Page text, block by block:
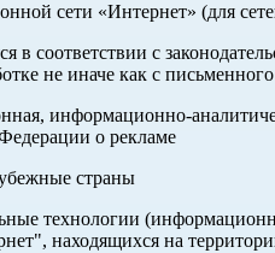
сети «Интернет» (для
в соответствии с
не иначе как с
информационно-
о рекламе
страны
технологии
находящихся на